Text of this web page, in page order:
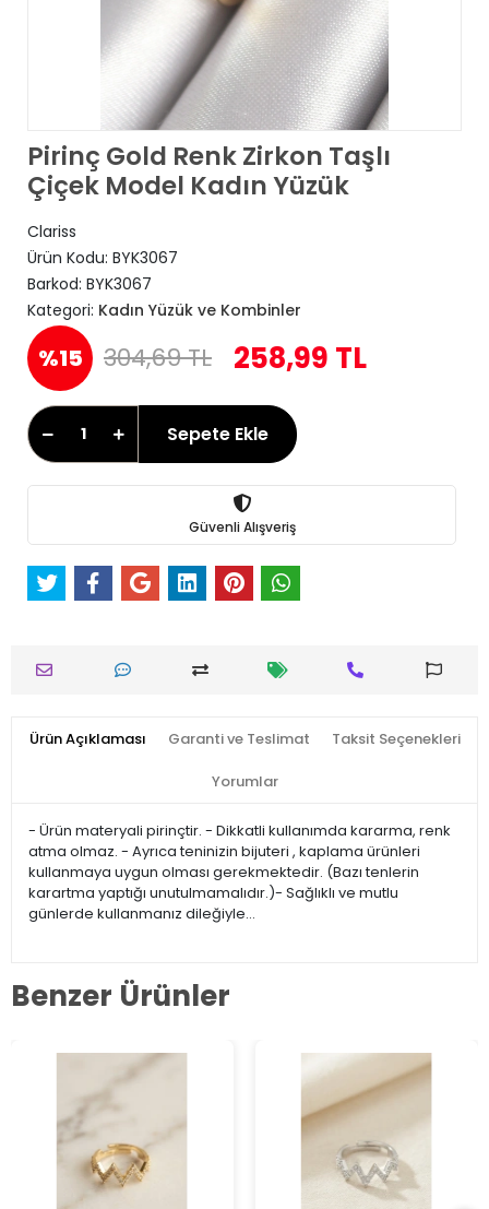
Pirinç Gold Renk Zirkon Taşlı
Çiçek Model Kadın Yüzük
Clariss
Ürün Kodu: BYK3067
Barkod: BYK3067
Kategori: Kadın Yüzük ve Kombinler
%15 304,69 TL 258,99 TL
Sepete Ekle
Güvenli Alışveriş
Ürün Açıklaması Garanti ve Teslimat Taksit Seçenekleri
Yorumlar
- Ürün materyali pirinçtir. - Dikkatli kullanımda kararma, renk
atma olmaz. - Ayrıca teninizin bijuteri , kaplama ürünleri
kullanmaya uygun olması gerekmektedir. (Bazı tenlerin
karartma yaptığı unutulmamalıdır.)- Sağlıklı ve mutlu
günlerde kullanmanız dileğiyle…
Benzer Ürünler